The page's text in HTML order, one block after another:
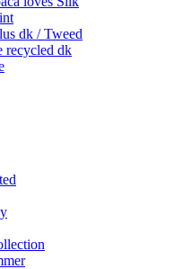
dk / Tweed
recycled dk